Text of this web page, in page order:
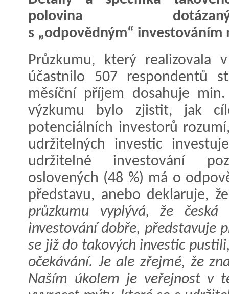
polovina
s „odpovědným“ investováním
Průzkumu, který realizovala
účastnilo 507 respondentů
měsíční příjem dosahuje
výzkumu bylo zjistit, jak
potenciálních investorů
udržitelných investic
udržitelné investování
oslovených (48 %) má o
představu, anebo deklaruje,
průzkumu vyplývá, že
investování dobře, představuje
se již do takových investic
očekávání. Je ale zřejmé, že
Naším úkolem je veřejnost v